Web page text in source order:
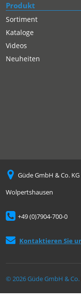
Produkt
Sortiment
Kataloge
Videos
Neuheiten
Güde GmbH & Co.
Wolpertshausen
+49 (0)7904-700-0
Kontaktieren Sie
© 2026 Güde GmbH & Co.